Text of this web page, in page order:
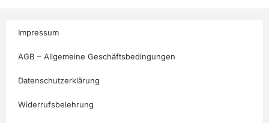
Impressum
AGB – Allgemeine Geschäftsbedingungen
Datenschutzerklärung
Widerrufsbelehrung